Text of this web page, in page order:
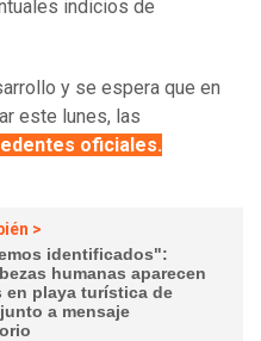
indicios de
y se espera que en
este lunes, las
oficiales.
>
identificados":
humanas aparecen
en playa turística de
a mensaje